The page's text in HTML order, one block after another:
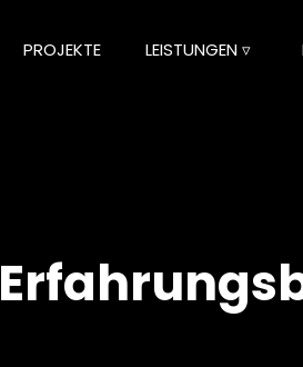
PROJEKTE LEISTUNGEN ▿